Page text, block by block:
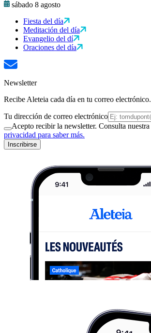
sábado 8 agosto
Fiesta del día
Meditación del día
Evangelio del dí
Oraciones del día
Newsletter
Recibe Aleteia cada día en tu correo electrónico.
Tu dirección de correo electrónico
Acepto recibir la newsletter. Consulta nuestra
privacidad para saber más.
Inscribirse